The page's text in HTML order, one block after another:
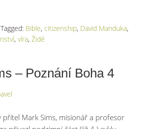
Tagged: Bible, citizenship, David Manduka,
, víra, Židé
– Poznání Boha 4
přítel Mark Sims, misionář a profesor